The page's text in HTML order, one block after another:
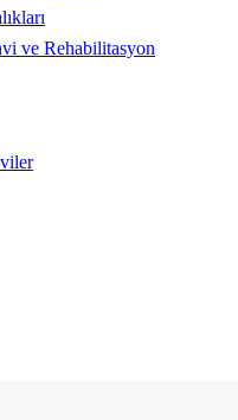
ve Rehabilitasyon